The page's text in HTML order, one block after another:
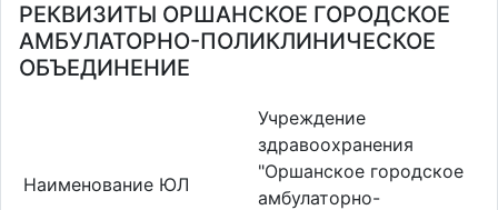
РЕКВИЗИТЫ ОРШАНСКОЕ ГОРОДСКОЕ
АМБУЛАТОРНО-ПОЛИКЛИНИЧЕСКОЕ
ОБЪЕДИНЕНИЕ
Наименование ЮЛ
Учреждение
здравоохранения
"Оршанское городское
амбулаторно-